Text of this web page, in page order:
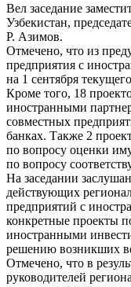
Вел заседание
Узбекистан,
Р. Азимов.
Отмечено, что из
предприятия с
на 1 сентября
Кроме того, 18
иностранными
совместных
банках. Также 2
по вопросу оценки
по вопросу
На заседании
действующих
предприятий с
конкретные проекты
иностранными
решению возникших
Отмечено, что в
руководителей